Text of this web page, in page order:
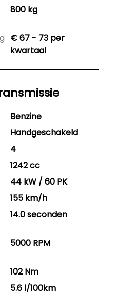
800 kg
€ 67 - 73 per
kwartaal
Benzine
Handgeschakeld
4
1242 cc
44 kW / 60 PK
155 km/h
14.0 seconden
5000 RPM
102 Nm
5.6 l/100km